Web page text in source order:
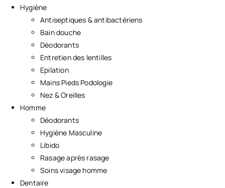
Hygiène
Antiseptiques & antibactériens
Bain douche
Déodorants
Entretien des lentilles
Epilation
Mains Pieds Podologie
Nez & Oreilles
Homme
Déodorants
Hygiène Masculine
Libido
Rasage après rasage
Soins visage homme
Dentaire